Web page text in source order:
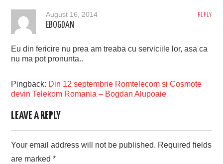
REPLY
August 16, 2014
EBOGDAN
Eu din fericire nu prea am treaba cu serviciile lor, asa ca
nu ma pot pronunta..
Pingback: Din 12 septembrie Romtelecom si Cosmote
devin Telekom Romania – Bogdan Alupoaie
LEAVE A REPLY
Your email address will not be published. Required fields
are marked*